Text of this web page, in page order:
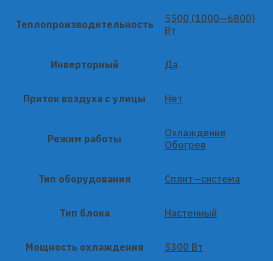
Теплопроизводительность
5500 (1000—6800)
Вт
Инверторный Да
Приток воздуха с улицы Нет
Режим работы
Охлаждение
Обогрев
Тип оборудования Сплит—система
Тип блока Настенный
Мощность охлаждения 5300 Вт